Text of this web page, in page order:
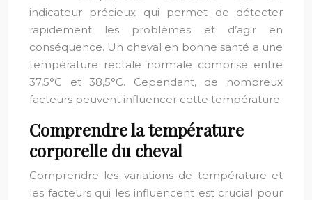
indicateur précieux qui permet de détecter
rapidement les problèmes et d’agir en
conséquence. Un cheval en bonne santé a une
température rectale normale comprise entre
37,5°C et 38,5°C. Cependant, de nombreux
facteurs peuvent influencer cette température.
Comprendre la température
corporelle du cheval
Comprendre les variations de température et
les facteurs qui les influencent est crucial pour